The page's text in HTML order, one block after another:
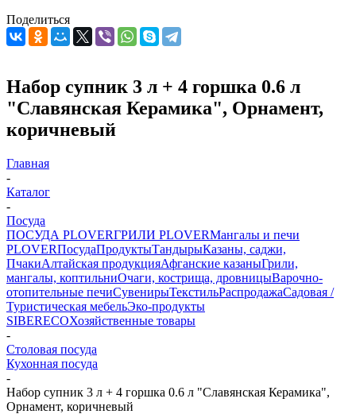
Поделиться
Набор супник 3 л + 4 горшка 0.6 л
"Славянская Керамика", Орнамент,
коричневый
Главная
-
Каталог
-
Посуда
ПОСУДА PLOVERГРИЛИ PLOVERМангалы и печи
PLOVERПосудаПродуктыТандырыКазаны, саджи,
ПчакиАлтайская продукцияАфганские казаныГрили,
мангалы, коптильниОчаги, кострища, дровницыВарочно-
отопительные печиСувенирыТекстильРаспродажаСадовая /
Туристическая мебельЭко-продукты
SIBERECOХозяйственные товары
-
Столовая посуда
Кухонная посуда
-
Набор супник 3 л + 4 горшка 0.6 л "Славянская Керамика",
Орнамент, коричневый